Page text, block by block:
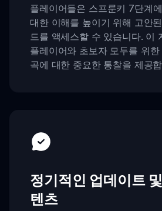
플레이어들은 스프룬키 7단계
대한 이해를 높이기 위해 고안
드를 액세스할 수 있습니다. 이
플레이어와 초보자 모두를 위
곡에 대한 중요한 통찰을 제공
정기적인 업데이트
텐츠